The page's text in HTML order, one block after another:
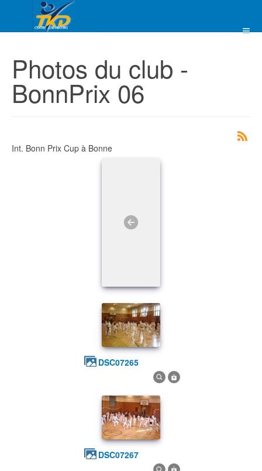
Photos du club -
BonnPrix 06
Int. Bonn Prix Cup à Bonne
DSC07265
DSC07267